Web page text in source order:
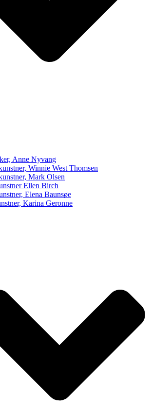
Anne Nyvang
Winnie West Thomsen
Mark Olsen
Ellen Birch
Elena Baunsøe
Karina Geronne